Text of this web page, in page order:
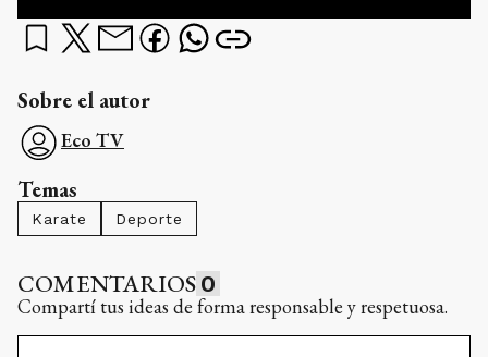
Sobre el autor
Eco TV
Temas
Karate Deporte
COMENTARIOS 0
Compartí tus ideas de forma responsable y respetuosa.